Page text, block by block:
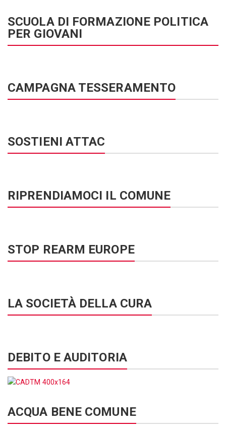
SCUOLA DI FORMAZIONE POLITICA
PER GIOVANI
CAMPAGNA TESSERAMENTO
SOSTIENI ATTAC
RIPRENDIAMOCI IL COMUNE
STOP REARM EUROPE
LA SOCIETÀ DELLA CURA
DEBITO E AUDITORIA
ACQUA BENE COMUNE